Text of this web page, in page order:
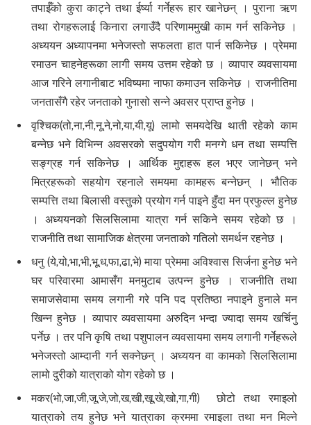
तपाईँको कुरा काट्ने तथा ईर्ष्या गर्नेहरू हार खानेछन् । पुराना ऋण
तथा रोगहरूलाई किनारा लगाउँदै परिणाममुखी काम गर्न सकिनेछ ।
अध्ययन अध्यापनमा भनेजस्तो सफलता हात पार्न सकिनेछ । प्रेममा
रमाउन चाहनेहरूका लागी समय उत्तम रहेको छ । व्यापार व्यवसायमा
आज गरिने लगानीबाट भविष्यमा नाफा कमाउन सकिनेछ । राजनीतिमा
जनतासँगै रहेर जनताको गुनासो सन्ने अवसर प्राप्त हुनेछ ।
वृश्चिक(तो,ना,नी,नू,ने,नो,या,यी,यू) लामो समयदेखि थाती रहेको काम
बन्नेछ भने विभिन्न अवसरको सदुपयोग गरी मनग्गे धन तथा सम्पत्ति
सङ्ग्रह गर्न सकिनेछ । आर्थिक मुद्दाहरू हल भएर जानेछन् भने
मित्रहरूको सहयोग रहनाले समयमा कामहरू बन्नेछन् । भौतिक
सम्पत्ति तथा बिलासी वस्तुको प्रयोग गर्न पाइने हुँदा मन प्रफुल्ल हुनेछ
। अध्ययनको सिलसिलामा यात्रा गर्न सकिने समय रहेको छ ।
राजनीति तथा सामाजिक क्षेत्रमा जनताको गतिलो समर्थन रहनेछ ।
धनु (ये,यो,भा,भी,भू,ध,फा,ढा,भे) माया प्रेममा अविश्वास सिर्जना हुनेछ भने
घर परिवारमा आमासँग मनमुटाब उत्पन्न हुनेछ । राजनीति तथा
समाजसेवामा समय लगानी गरे पनि पद प्रतिष्ठा नपाइने हुनाले मन
खिन्न हुनेछ । व्यापार व्यवसायमा अरुदिन भन्दा ज्यादा समय खर्चिनु
पर्नेछ । तर पनि कृषि तथा पशुपालन व्यवसायमा समय लगानी गर्नेहरूले
भनेजस्तो आम्दानी गर्न सक्नेछन् । अध्ययन वा कामको सिलसिलामा
लामो दुरीको यात्राको योग रहेको छ ।
मकर(भो,जा,जी,जू,जे,जो,ख,खी,खू,खे,खो,गा,गी) छोटो तथा रमाइलो
यात्राको तय हुनेछ भने यात्राका क्रममा रमाइला तथा मन मिल्ने